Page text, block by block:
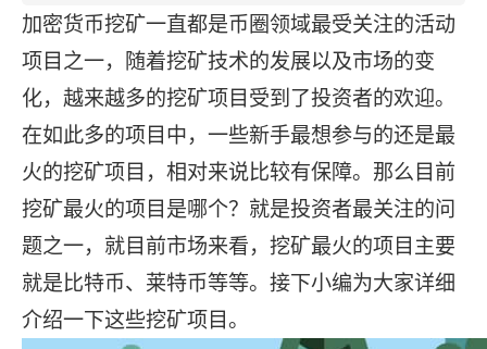
加密货币挖矿一直都是币圈领域最受关注的活动
项目之一，随着挖矿技术的发展以及市场的变
化，越来越多的挖矿项目受到了投资者的欢迎。
在如此多的项目中，一些新手最想参与的还是最
火的挖矿项目，相对来说比较有保障。那么目前
挖矿最火的项目是哪个？就是投资者最关注的问
题之一，就目前市场来看，挖矿最火的项目主要
就是比特币、莱特币等等。接下小编为大家详细
介绍一下这些挖矿项目。